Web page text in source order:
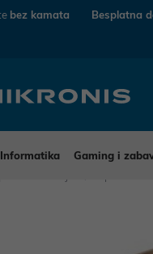
bez kamata Besplatna
Informatika Gaming i